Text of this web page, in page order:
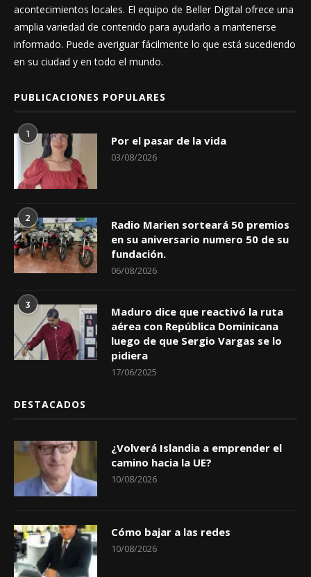
acontecimientos locales. El equipo de Beller Digital ofrece una
amplia variedad de contenido para ayudarlo a mantenerse
informado. Puede averiguar fácilmente lo que está sucediendo
en su ciudad y en todo el mundo.
PUBLICACIONES POPULARES
1 Por el pasar de la vida
03/08/2026
2
Radio Marien sorteará 50 premios
en su aniversario numero 50 de su
fundación.
06/08/2026
3
Maduro dice que reactivó la ruta
aérea con República Dominicana
luego de que Sergio Vargas se lo
pidiera
17/06/2025
DESTACADOS
¿Volverá Islandia a emprender el
camino hacia la UE?
10/08/2026
Cómo bajar a las redes
10/08/2026